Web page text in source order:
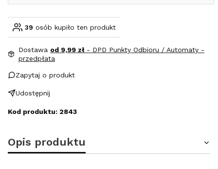
39 osób kupiło ten produkt
Dostawa od 9,99 zł - DPD Punkty Odbioru / Automaty -
przedpłata
Zapytaj o produkt
Udostępnij
Kod produktu: 2843
Opis produktu